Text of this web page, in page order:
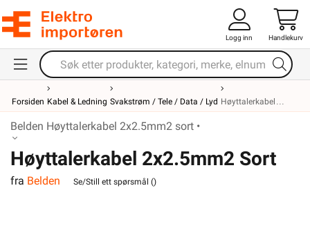
Logg inn Handlekurv
Forsiden Kabel & Ledning Svakstrøm / Tele / Data / Lyd Høyttalerkabel
Belden Høyttalerkabel 2x2.5mm2 sort •
Høyttalerkabel 2x2.5mm2 Sort
Belden
fra Belden Se/Still ett spørsmål ()